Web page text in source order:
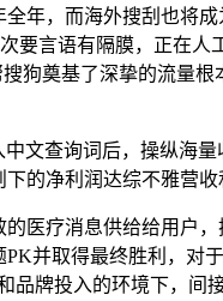
年，而海外搜刮也将成
言语有隔膜，正在人
狗奠基了深挚的流量
中文查询词后，操纵海
的净利润达综不雅营收
医疗消息供给给用户，
并取得最终胜利，对
品牌投入的环境下，间